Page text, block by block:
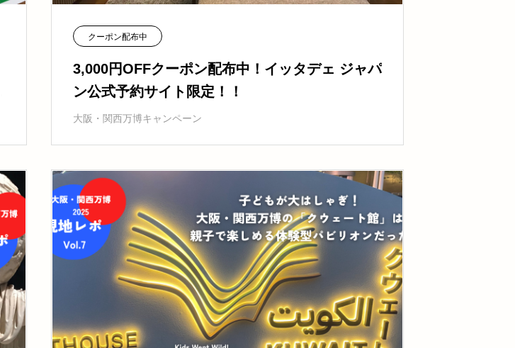
クーポン配布中
3,000円OFFクーポン配布中！イッタデェ ジャパ
ン公式予約サイト限定！！
大阪・関西万博キャンペーン